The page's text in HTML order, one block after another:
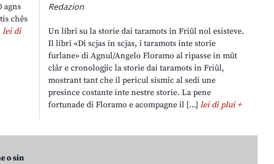
agns
chês
lei di
Redazion
Un libri su la storie dai taramots in Friûl nol esisteve.
Il libri «Di scjas in scjas, i taramots inte storie
furlane» di Agnul/Angelo Floramo al ripasse in mût
clâr e cronologjic la storie dai taramots in Friûl,
mostrant tant che il pericul sismic al sedi une
presince costante inte nestre storie. La pene
fortunade di Floramo e acompagne il […]lei di plui +
o sin